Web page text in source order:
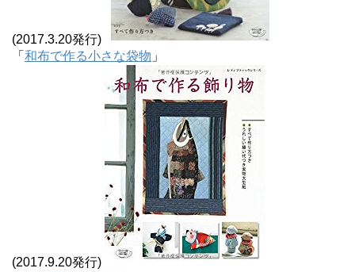
(2017.3.20発行)
「 和布で作る小さな袋物 」
(2017.9.20発行)